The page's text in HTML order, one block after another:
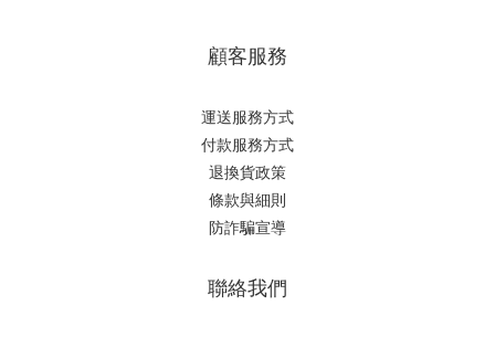
顧客服務
運送服務方式
付款服務方式
退換貨政策
條款與細則
防詐騙宣導
聯絡我們